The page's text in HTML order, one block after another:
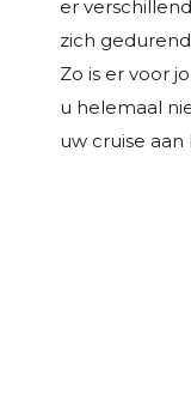
er
zich
Zo is er voor
u helemaal
uw cruise aan